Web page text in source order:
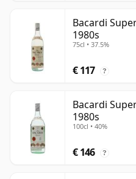
Bacardi
1980s
75cl • 37.5%
€ 117 ?
Bacardi
1980s
100cl • 40%
€ 146 ?